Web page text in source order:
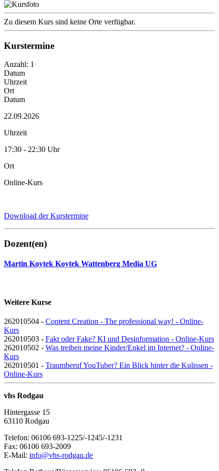
Zu diesem Kurs sind keine Orte verfügbar.
Kurstermine
Anzahl: 1
Datum
Uhrzeit
Ort
Datum
22.09.2026
Uhrzeit
17:30 - 22:30 Uhr
Ort
Online-Kurs
Download der Kurstermine
Dozent(en)
Martin Koytek Koytek Wattenberg Media UG
Weitere Kurse
262010504 - Content Creation - The professional way! - Online-
Kurs
262010503 - Fakt oder Fake? KI und Desinformation - Online-Kurs
262010502 - Was treiben meine Kinder/Enkel im Internet? - Online-
Kurs
262010501 - Traumberuf YouTuber? Ein Blick hinter die Kulissen -
Online-Kurs
vhs Rodgau
Hintergasse 15
63110 Rodgau
Telefon: 06106 693-1225/-1245/-1231
Fax: 06106 693-2009
E-Mail: info@vhs-rodgau.de